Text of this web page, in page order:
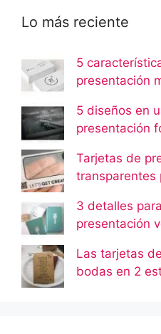
Lo más reciente
5
presentación
5 diseños en
presentación
Tarjetas de
transparentes
3 detalles
presentación
Las tarjetas
bodas en 2